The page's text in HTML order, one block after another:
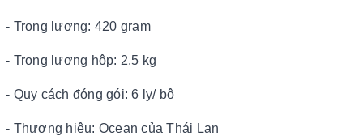
- Trọng lượng: 420 gram
- Trọng lượng hộp: 2.5 kg
- Quy cách đóng gói: 6 ly/ bộ
- Thương hiệu: Ocean của Thái Lan